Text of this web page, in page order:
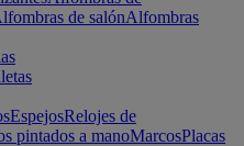
de salónAlfombras
EspejosRelojes de
pintados a manoMarcosPlacas